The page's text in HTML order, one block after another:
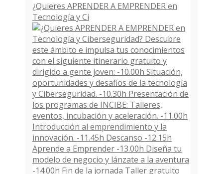
¿Quieres APRENDER A EMPRENDER en
Tecnología y Ci